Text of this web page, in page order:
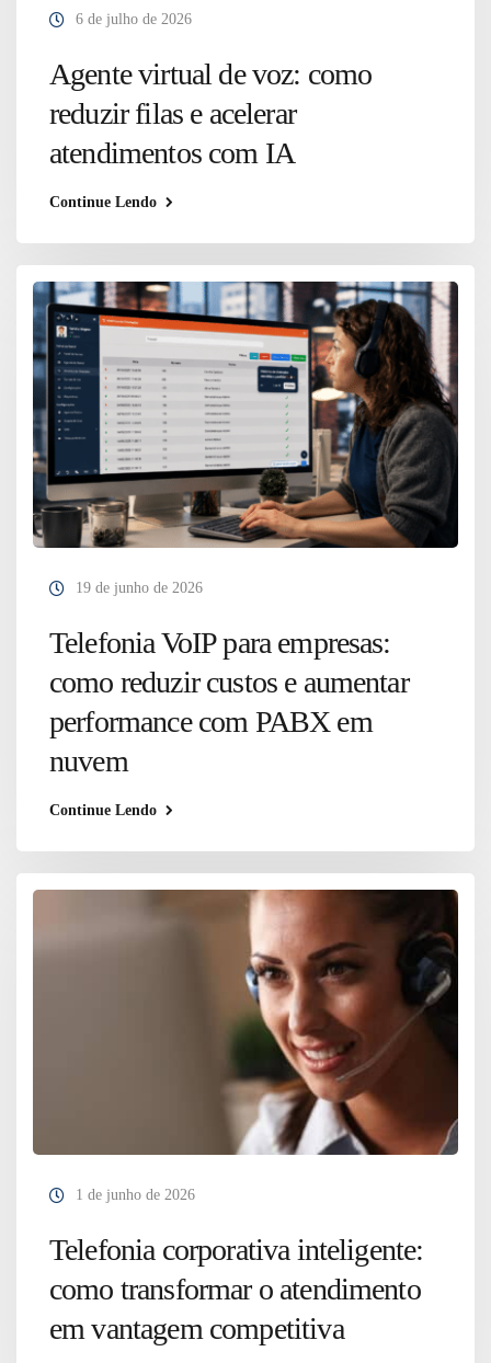
6 de julho de 2026
Agente virtual de voz: como
reduzir filas e acelerar
atendimentos com IA
Continue Lendo
19 de junho de 2026
Telefonia VoIP para empresas:
como reduzir custos e aumentar
performance com PABX em
nuvem
Continue Lendo
1 de junho de 2026
Telefonia corporativa inteligente:
como transformar o atendimento
em vantagem competitiva